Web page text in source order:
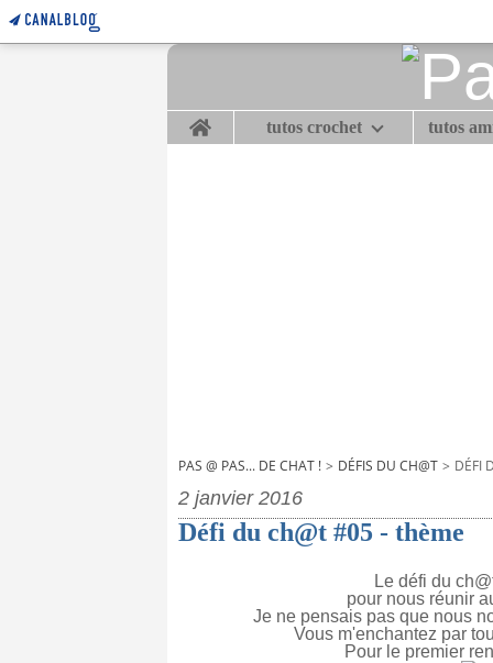
Home tutos crochet tutos
PAS @ PAS... DE CHAT ! > DÉFIS DU CH@T > DÉFI
2 janvier 2016
Défi du ch@t #05 - thème
Le défi du
pour nous réunir
Je ne pensais pas que nous
Vous m'enchantez par
Pour le premier